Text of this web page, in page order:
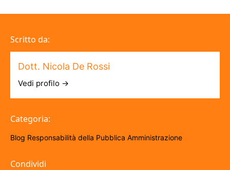
Scritto da:
Dott. Nicola De Rossi
Vedi profilo →
Categoria:
Blog Responsabilità della Pubblica Amministrazione
Condividi